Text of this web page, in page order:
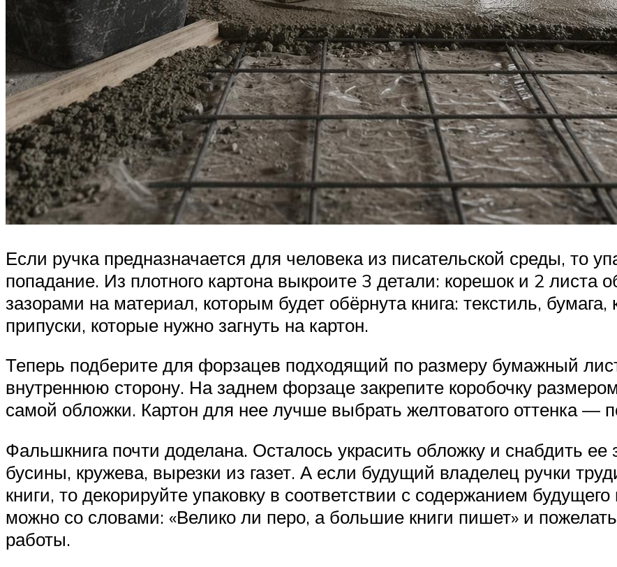
Если ручка предназначается для человека из писательской среды, то
попадание. Из плотного картона выкроите 3 детали: корешок и 2
зазорами на материал, которым будет обёрнута книга: текстиль,
припуски, которые нужно загнуть на картон.
Теперь подберите для форзацев подходящий по размеру бумажный
внутреннюю сторону. На заднем форзаце закрепите коробочку
самой обложки. Картон для нее лучше выбрать желтоватого оттенка —
Фальшкнига почти доделана. Осталось украсить обложку и снабдить ее
бусины, кружева, вырезки из газет. А если будущий владелец ручки
книги, то декорируйте упаковку в соответствии с содержанием
можно со словами: «Велико ли перо, а большие книги пишет» и
работы.